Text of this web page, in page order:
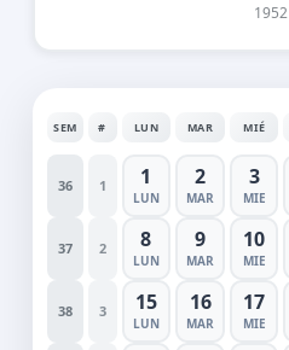
1952
SEM # LUN MAR MIÉ
36 1 1
LUN
2
MAR
3
MIE
37 2 8
LUN
9
MAR
10
MIE
38 3 15
LUN
16
MAR
17
MIE